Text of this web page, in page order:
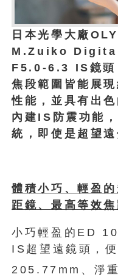
日本光學大廠
M.Zuiko
F5.0-6.3 IS鏡頭
焦段範圍皆能展
性能，並具有出
內建IS防震功能
統，即使是超望
體積小巧、輕盈
距鏡、最高等效
小巧輕盈的ED
IS超望遠鏡頭，
205.77mm、淨